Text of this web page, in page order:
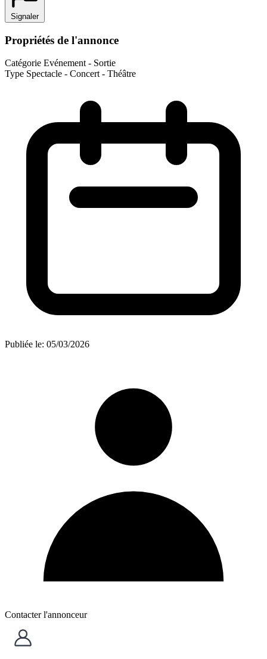
Signaler
Propriétés de l'annonce
Catégorie Evénement - Sortie
Type Spectacle - Concert - Théâtre
Publiée le: 05/03/2026
Contacter l'annonceur